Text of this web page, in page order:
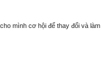
mình cơ hội để thay đổi và làm